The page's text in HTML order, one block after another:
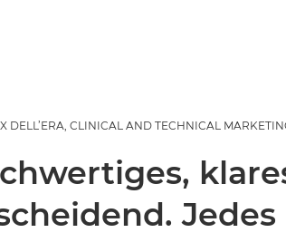
DELL’ERA, CLINICAL AND TECHNICAL